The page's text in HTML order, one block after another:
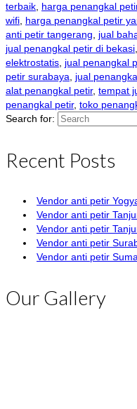
terbaik harga penangkal
wifi harga penangkal petir
anti petir tangerang
jual
jual penangkal petir di bekasi
elektrostatis jual penangkal
petir surabaya
jual
alat penangkal petir, tempat
penangkal petir, toko
Search for:
Recent Posts
Vendor anti petir
Vendor anti petir
Vendor anti petir
Vendor anti petir
Vendor anti petir
Our Gallery